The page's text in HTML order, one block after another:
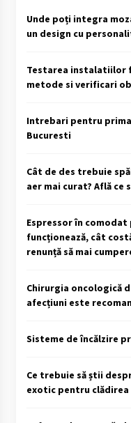
Unde poți integra
un design cu
Testarea instalatiilor
metode si verificari
Intrebari pentru
Bucuresti
Cât de des trebuie
aer mai curat? Află ce
Espressor în
funcționează, cât
renunță să mai
Chirurgia oncologică
afecțiuni este
Sisteme de încălzire
Ce trebuie să știi
exotic pentru clădirea